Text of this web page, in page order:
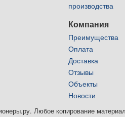
производства
Компания
Преимущества
Оплата
Доставка
Отзывы
Объекты
Новости
Любое копирование